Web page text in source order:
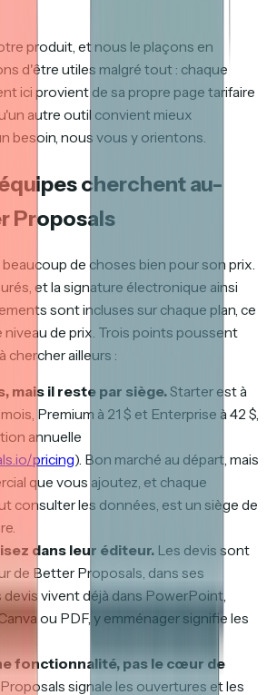
produit, et nous le plaçons en
d'être utiles malgré tout : chaque
ici provient de sa propre page tarifaire
autre outil convient mieux
besoin, nous vous y orientons.
cherchent au-
Proposals
de choses bien pour son prix.
et la signature électronique ainsi
sont incluses sur chaque plan, ce
niveau de prix. Trois points poussent
chercher ailleurs :
mais il reste par siège.Starter est à
Premium à 21 $ et Enterprise à 42 $,
annuelle
pricing). Bon marché au départ, mais
que vous ajoutez, et chaque
consulter les données, est un siège de
dans leur éditeur. Les devis sont
de Better Proposals, dans ses
devis vivent déjà dans PowerPoint,
ou PDF, y emménager signifie les
fonctionnalité, pas le cœur de
signale les ouvertures et les